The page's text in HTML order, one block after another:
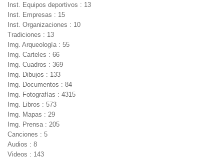
Inst. Equipos deportivos : 13
Inst. Empresas : 15
Inst. Organizaciones : 10
Tradiciones : 13
Img. Arqueología : 55
Img. Carteles : 66
Img. Cuadros : 369
Img. Dibujos : 133
Img. Documentos : 84
Img. Fotografías : 4315
Img. Libros : 573
Img. Mapas : 29
Img. Prensa : 205
Canciones : 5
Audios : 8
Videos : 143